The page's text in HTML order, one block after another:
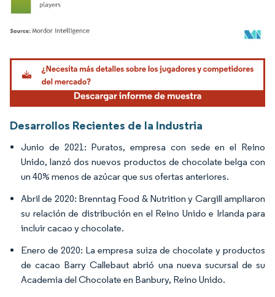
Imagen © Mordor Intelligence. El uso requiere atribución según CC BY 4.0.
Desarrollos Recientes de la Industria
Junio de 2021: Puratos, empresa con sede en el Reino
Unido, lanzó dos nuevos productos de chocolate belga con
un 40% menos de azúcar que sus ofertas anteriores.
Abril de 2020: Brenntag Food & Nutrition y Cargill ampliaron
su relación de distribución en el Reino Unido e Irlanda para
incluir cacao y chocolate.
Enero de 2020: La empresa suiza de chocolate y productos
de cacao Barry Callebaut abrió una nueva sucursal de su
Academia del Chocolate en Banbury, Reino Unido.